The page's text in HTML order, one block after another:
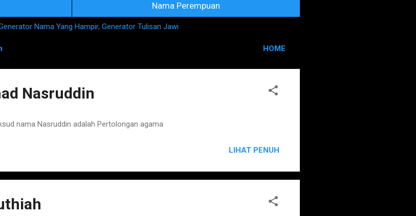
Nama Perempuan
Nama Yang Hampir, Generator Tulisan Jawi
HOME
Nasruddin
nama Nasruddin adalah Pertolongan agama
LIHAT PENUH